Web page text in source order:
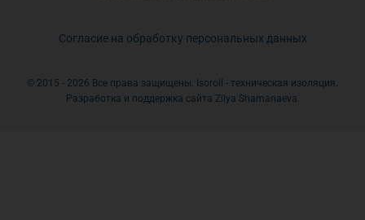
Согласие на обработку персональных данных
© 2015 - 2026 Все права защищены. Isoroll - техническая изоляция.
Разработка и поддержка сайта Zilya Shamanaeva.